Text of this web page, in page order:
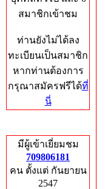
สมาชิกเข้าชม
ท่านยังไม่ได้ลง
ทะเบียนเป็นสมาชิก
หากท่านต้องการ
กรุณาสมัครฟรีได้ที่
นี่
มีผู้เข้าเยี่ยมชม
709806181
คน ตั้งแต่ กันยายน
2547